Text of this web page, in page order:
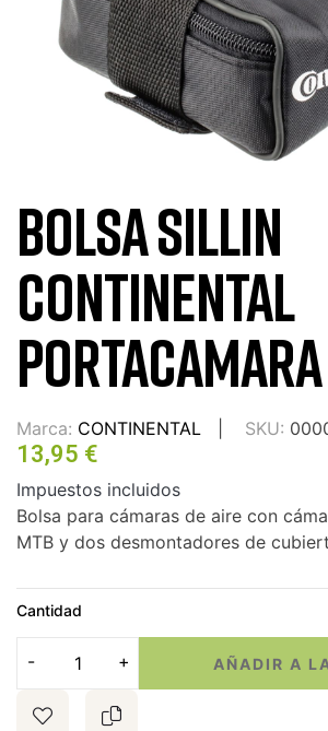
BOLSA SILLIN
CONTINENTAL
Marca: CONTINENTAL SKU:
13,95 €
Impuestos incluidos
Bolsa para cámaras de aire con
MTB y dos desmontadores de
Cantidad
AÑADIR A